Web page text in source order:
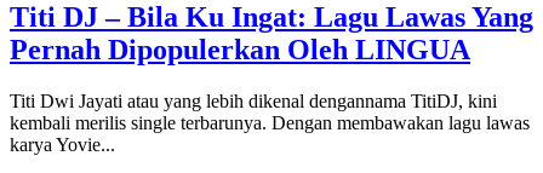
Titi DJ – Bila Ku Ingat: Lagu Lawas Yang
Pernah Dipopulerkan Oleh LINGUA
Titi Dwi Jayati atau yang lebih dikenal dengannama TitiDJ, kini
kembali merilis single terbarunya. Dengan membawakan lagu lawas
karya Yovie...